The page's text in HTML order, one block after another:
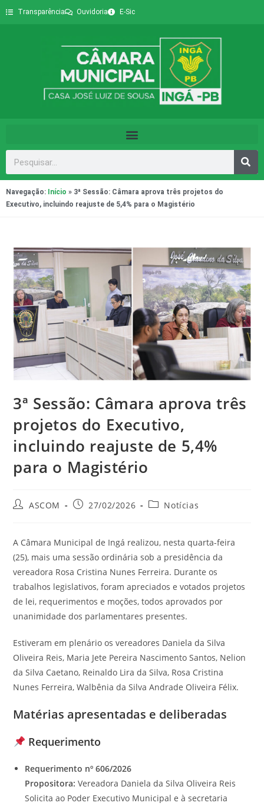
Transparência Ouvidoria E-Sic
Navegação: Início » 3ª Sessão: Câmara aprova três projetos do
Executivo, incluindo reajuste de 5,4% para o Magistério
3ª Sessão: Câmara aprova três
projetos do Executivo,
incluindo reajuste de 5,4%
para o Magistério
ASCOM 27/02/2026 Notícias
A Câmara Municipal de Ingá realizou, nesta quarta-feira
(25), mais uma sessão ordinária sob a presidência da
vereadora Rosa Cristina Nunes Ferreira. Durante os
trabalhos legislativos, foram apreciados e votados projetos
de lei, requerimentos e moções, todos aprovados por
unanimidade dos parlamentares presentes.
Estiveram em plenário os vereadores Daniela da Silva
Oliveira Reis, Maria Jete Pereira Nascimento Santos, Nelion
da Silva Caetano, Reinaldo Lira da Silva, Rosa Cristina
Nunes Ferreira, Walbênia da Silva Andrade Oliveira Félix.
Matérias apresentadas e deliberadas
Requerimento
Requerimento nº 606/2026
Propositora: Vereadora Daniela da Silva Oliveira Reis
Solicita ao Poder Executivo Municipal e à secretaria